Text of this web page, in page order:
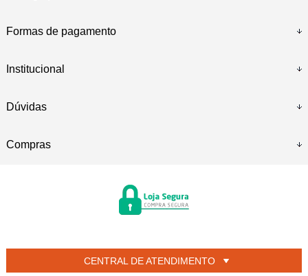
Formas de pagamento
Institucional
Dúvidas
Compras
CENTRAL DE ATENDIMENTO